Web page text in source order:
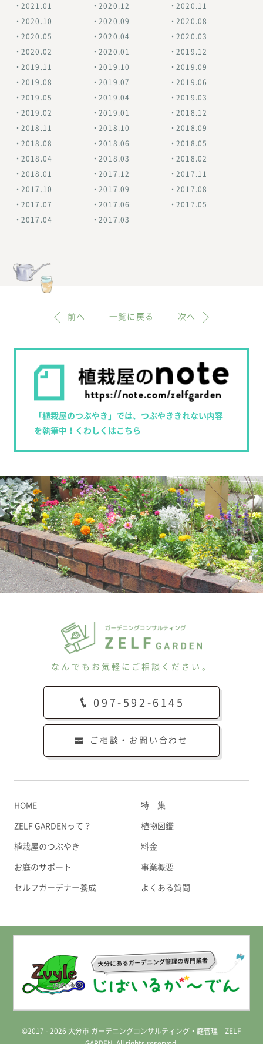
2021.01 2020.12 2020.11
2020.10 2020.09 2020.08
2020.05 2020.04 2020.03
2020.02 2020.01 2019.12
2019.11 2019.10 2019.09
2019.08 2019.07 2019.06
2019.05 2019.04 2019.03
2019.02 2019.01 2018.12
2018.11 2018.10 2018.09
2018.08 2018.06 2018.05
2018.04 2018.03 2018.02
2018.01 2017.12 2017.11
2017.10 2017.09 2017.08
2017.07 2017.06 2017.05
2017.04 2017.03
前へ 一覧に戻る 次へ
「植栽屋のつぶやき」では、つぶやききれない内容
を執筆中！くわしくはこちら
なんでもお気軽にご相談ください。
097-592-6145
ご相談・お問い合わせ
HOME
ZELF GARDENって？
植栽屋のつぶやき
お庭のサポート
セルフガーデナー養成
特 集
植物図鑑
料金
事業概要
よくある質問
©2017 - 2026 大分市 ガーデニングコンサルティング・庭管理 ZELF